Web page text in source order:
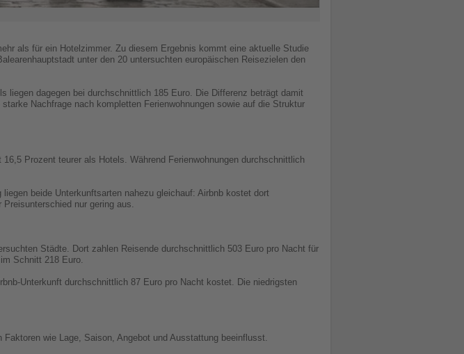
als für ein Hotelzimmer. Zu diesem Ergebnis kommt eine aktuelle Studie
unter den 20 untersuchten europäischen Reisezielen den
liegen dagegen bei durchschnittlich 185 Euro. Die Differenz beträgt damit
Nachfrage nach kompletten Ferienwohnungen sowie auf die Struktur
Prozent teurer als Hotels. Während Ferienwohnungen durchschnittlich
beide Unterkunftsarten nahezu gleichauf: Airbnb kostet dort
nur gering aus.
Städte. Dort zahlen Reisende durchschnittlich 503 Euro pro Nacht für
Schnitt 218 Euro.
Unterkunft durchschnittlich 87 Euro pro Nacht kostet. Die niedrigsten
wie Lage, Saison, Angebot und Ausstattung beeinflusst.